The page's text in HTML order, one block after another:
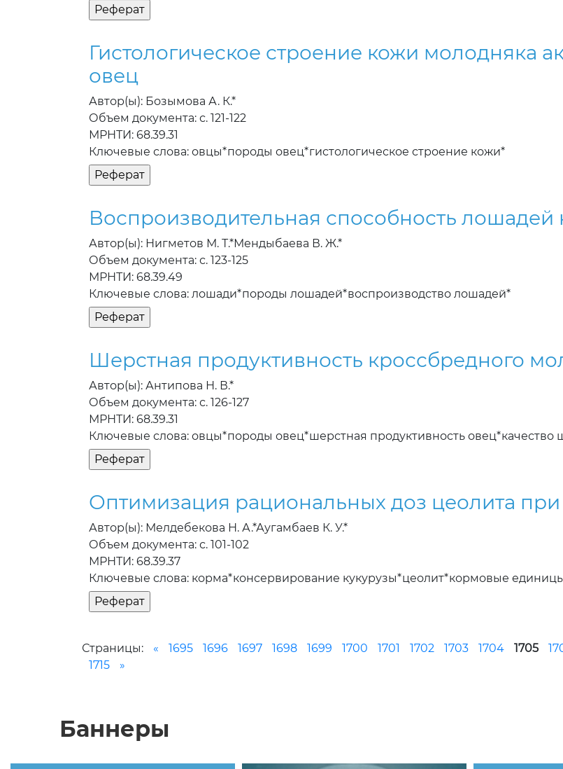
Гистологическое строение кожи молодняка
овец
Автор(ы): Бозымова А. К.*
Объем документа: с. 121-122
МРНТИ: 68.39.31
Ключевые слова: овцы*породы овец*гистологическое строение кожи*
Воспроизводительная способность
Автор(ы): Нигметов М. Т.*Мендыбаева В. Ж.*
Объем документа: с. 123-125
МРНТИ: 68.39.49
Ключевые слова: лошади*породы лошадей*воспроизводство лошадей*
Шерстная продуктивность кроссбредного
Автор(ы): Антипова Н. В.*
Объем документа: с. 126-127
МРНТИ: 68.39.31
Ключевые слова: овцы*породы овец*шерстная продуктивность овец*качество
Оптимизация рациональных доз цеолита
Автор(ы): Мелдебекова Н. А.*Аугамбаев К. У.*
Объем документа: с. 101-102
МРНТИ: 68.39.37
Ключевые слова: корма*консервирование кукурузы*цеолит*кормовые
Страницы: « 1695 1696 1697 1698 1699 1700 1701 1702 1703 1704 1705
1715
»
Баннеры